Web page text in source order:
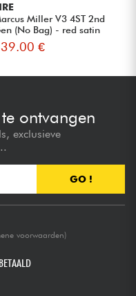
Miller V3 4ST 2nd
(No Bag) - red satin
€
ontvangen
exclusieve
GO !
voorwaarden)